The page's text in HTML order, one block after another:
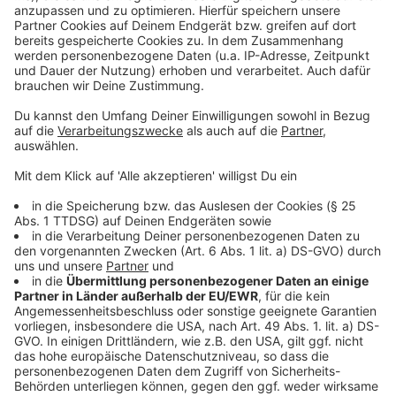
Meldung der Stadt dazu
Das Volunteer-Programm zur EURO 2024
Düsseldorf bereitet sich auf die EURO 2024 vor
Infos der Stadt zur EURO 2024
Das Maxhaus in der Düsseldorfer Altstadt
Offizielle Homepage der EURO 2024
Anzeige
Anzeige